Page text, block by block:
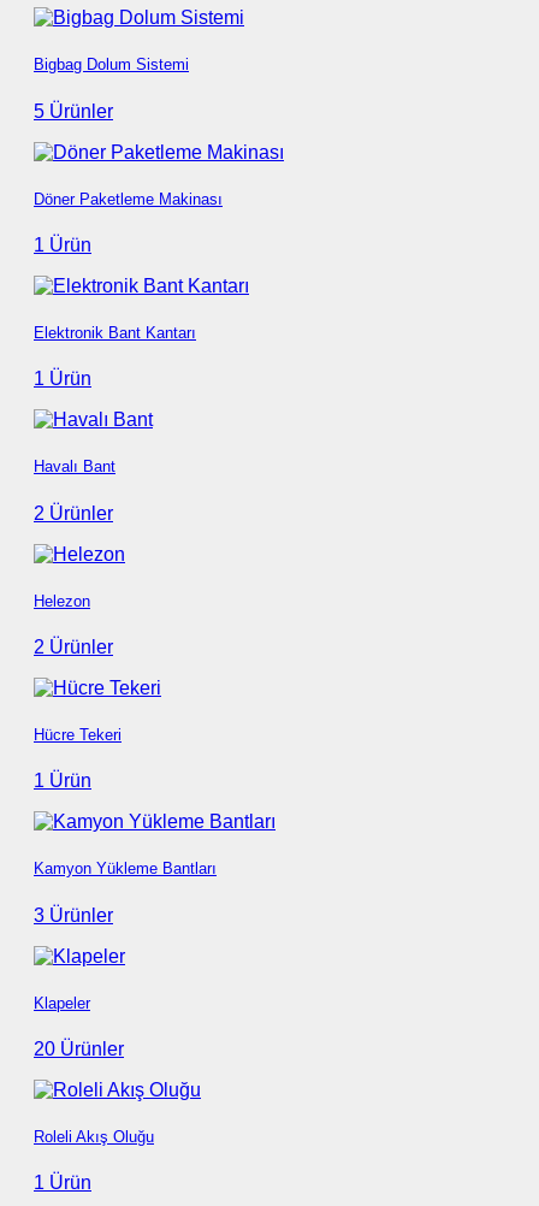
Bigbag Dolum Sistemi
5 Ürünler
Döner Paketleme Makinası
1 Ürün
Elektronik Bant Kantarı
1 Ürün
Havalı Bant
2 Ürünler
Helezon
2 Ürünler
Hücre Tekeri
1 Ürün
Kamyon Yükleme Bantları
3 Ürünler
Klapeler
20 Ürünler
Roleli Akış Oluğu
1 Ürün